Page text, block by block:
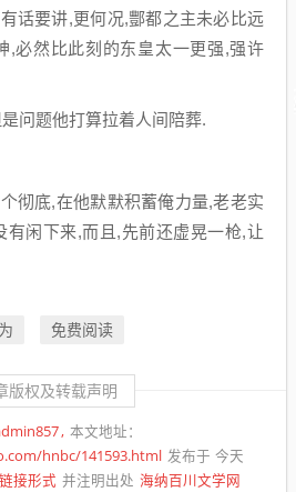
话要讲,更何况,酆都之主未必比远
,必然比此刻的东皇太一更强,强许
问题他打算拉着人间陪葬.
彻底,在他默默积蓄俺力量,老老实
有闲下来,而且,先前还虚晃一枪,让
免费阅读
版权及转载声明
本文地址：
hnbc/141593.html 发布于 今天
接形式 并注明出处 海纳百川文学网